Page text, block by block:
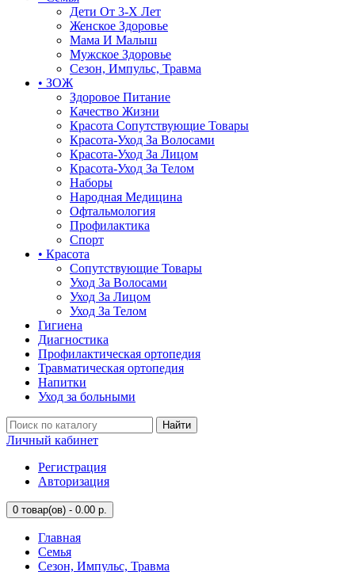
Дети От 3-Х Лет
Женское Здоровье
Мама И Малыш
Мужское Здоровье
Сезон, Импульс, Травма
• ЗОЖ
Здоровое Питание
Качество Жизни
Красота Сопутствующие Товары
Красота-Уход За Волосами
Красота-Уход За Лицом
Красота-Уход За Телом
Наборы
Народная Медицина
Офтальмология
Профилактика
Спорт
• Красота
Сопутствующие Товары
Уход За Волосами
Уход За Лицом
Уход За Телом
Гигиена
Диагностика
Профилактическая ортопедия
Травматическая ортопедия
Напитки
Уход за больными
Найти
Личный кабинет
Регистрация
Авторизация
0 товар(ов) - 0.00 р.
Главная
Семья
Сезон, Импульс, Травма